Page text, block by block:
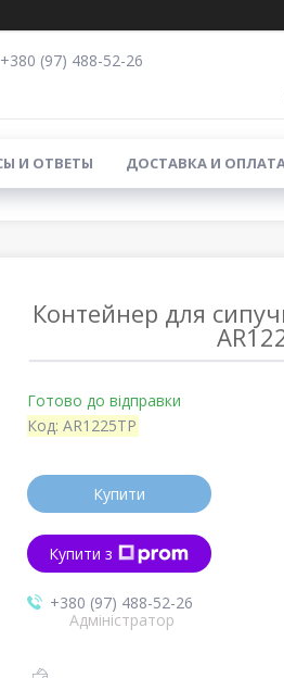
+380 (97) 488-52-26
И ОТВЕТЫ ДОСТАВКА И
Контейнер для
Готово до відправки
Код: AR1225TP
Купити
Купити з
+380 (97) 488-52-26
Адміністратор